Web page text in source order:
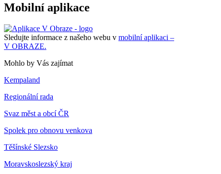
Mobilní aplikace
Sledujte informace z našeho webu v mobilní aplikaci –
V OBRAZE.
Mohlo by Vás zajímat
Kempaland
Regionální rada
Svaz měst a obcí ČR
Spolek pro obnovu venkova
Těšínské Slezsko
Moravskoslezský kraj